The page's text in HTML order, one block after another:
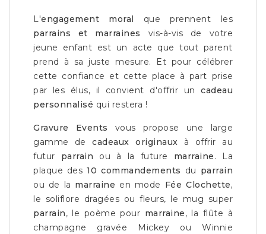
L'engagement moral que prennent les
parrains et marraines
vis-à-vis de votre
jeune enfant est un acte que tout parent
prend à sa juste mesure. Et pour célébrer
cette confiance et cette place à part prise
par les élus, il convient d'offrir un cadeau
personnalisé qui restera !
Gravure Events vous propose une large
gamme decadeaux originaux à offrir au
futur parrain ou à la future marraine. La
plaque des10 commandements du parrain
ou de la marraine en mode Fée Clochette,
le soliflore dragées ou fleurs, le mug super
parrain, le poème pour marraine, la flûte à
champagne gravée Mickey ou Winnie